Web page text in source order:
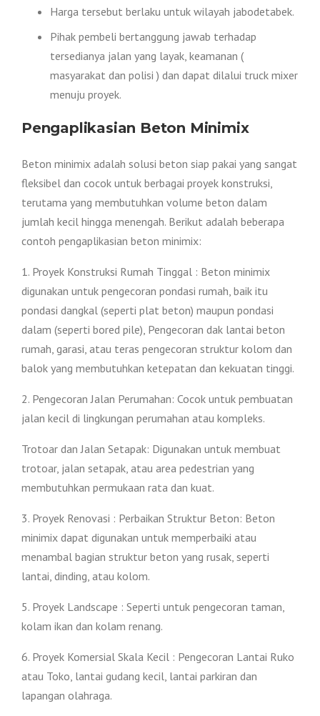
Harga tersebut berlaku untuk wilayah jabodetabek.
Pihak pembeli bertanggung jawab terhadap
tersedianya jalan yang layak, keamanan (
masyarakat dan polisi ) dan dapat dilalui truck mixer
menuju proyek.
Pengaplikasian Beton Minimix
Beton minimix adalah solusi beton siap pakai yang sangat
fleksibel dan cocok untuk berbagai proyek konstruksi,
terutama yang membutuhkan volume beton dalam
jumlah kecil hingga menengah. Berikut adalah beberapa
contoh pengaplikasian beton minimix:
1. Proyek Konstruksi Rumah Tinggal : Beton minimix
digunakan untuk pengecoran pondasi rumah, baik itu
pondasi dangkal (seperti plat beton) maupun pondasi
dalam (seperti bored pile), Pengecoran dak lantai beton
rumah, garasi, atau teras pengecoran struktur kolom dan
balok yang membutuhkan ketepatan dan kekuatan tinggi.
2. Pengecoran Jalan Perumahan: Cocok untuk pembuatan
jalan kecil di lingkungan perumahan atau kompleks.
Trotoar dan Jalan Setapak: Digunakan untuk membuat
trotoar, jalan setapak, atau area pedestrian yang
membutuhkan permukaan rata dan kuat.
3. Proyek Renovasi : Perbaikan Struktur Beton: Beton
minimix dapat digunakan untuk memperbaiki atau
menambal bagian struktur beton yang rusak, seperti
lantai, dinding, atau kolom.
5. Proyek Landscape : Seperti untuk pengecoran taman,
kolam ikan dan kolam renang.
6. Proyek Komersial Skala Kecil : Pengecoran Lantai Ruko
atau Toko, lantai gudang kecil, lantai parkiran dan
lapangan olahraga.